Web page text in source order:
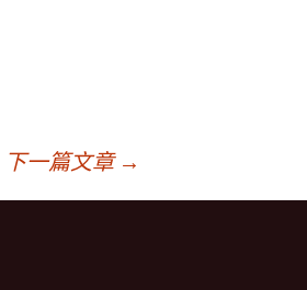
下一篇文章 →